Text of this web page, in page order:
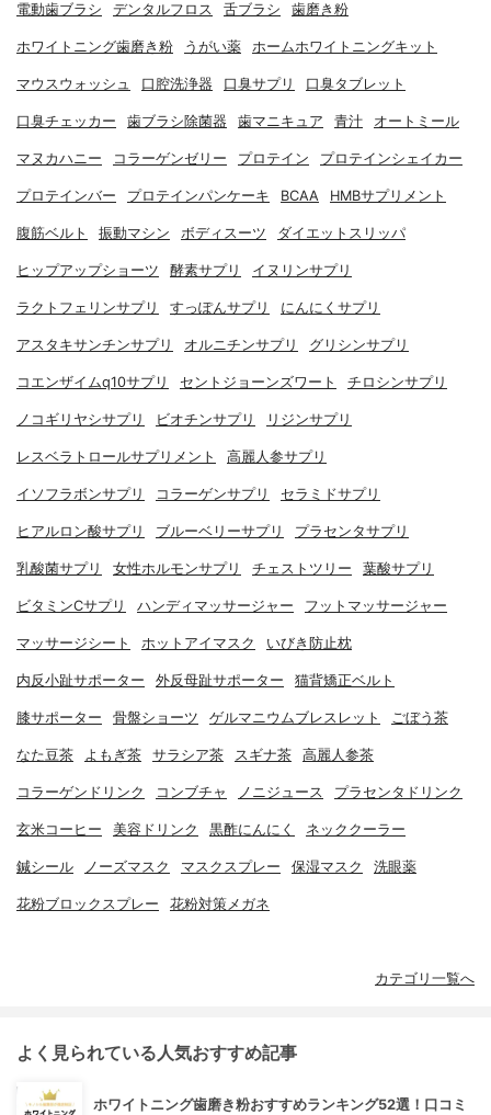
電動歯ブラシ デンタルフロス 舌ブラシ 歯磨き粉
ホワイトニング歯磨き粉 うがい薬 ホームホワイトニングキット
マウスウォッシュ 口腔洗浄器 口臭サプリ 口臭タブレット
口臭チェッカー 歯ブラシ除菌器 歯マニキュア 青汁 オートミール
マヌカハニー コラーゲンゼリー プロテイン プロテインシェイカー
プロテインバー プロテインパンケーキ BCAA HMBサプリメント
腹筋ベルト 振動マシン ボディスーツ ダイエットスリッパ
ヒップアップショーツ 酵素サプリ イヌリンサプリ
ラクトフェリンサプリ すっぽんサプリ にんにくサプリ
アスタキサンチンサプリ オルニチンサプリ グリシンサプリ
コエンザイムq10サプリ セントジョーンズワート チロシンサプリ
ノコギリヤシサプリ ビオチンサプリ リジンサプリ
レスベラトロールサプリメント 高麗人参サプリ
イソフラボンサプリ コラーゲンサプリ セラミドサプリ
ヒアルロン酸サプリ ブルーベリーサプリ プラセンタサプリ
乳酸菌サプリ 女性ホルモンサプリ チェストツリー 葉酸サプリ
ビタミンCサプリ ハンディマッサージャー フットマッサージャー
マッサージシート ホットアイマスク いびき防止枕
内反小趾サポーター 外反母趾サポーター 猫背矯正ベルト
膝サポーター 骨盤ショーツ ゲルマニウムブレスレット ごぼう茶
なた豆茶 よもぎ茶 サラシア茶 スギナ茶 高麗人参茶
コラーゲンドリンク コンブチャ ノニジュース プラセンタドリンク
玄米コーヒー 美容ドリンク 黒酢にんにく ネッククーラー
鍼シール ノーズマスク マスクスプレー 保湿マスク 洗眼薬
花粉ブロックスプレー 花粉対策メガネ
カテゴリ一覧へ
よく見られている人気おすすめ記事
ホワイトニング歯磨き粉おすすめランキング52選！口コミ